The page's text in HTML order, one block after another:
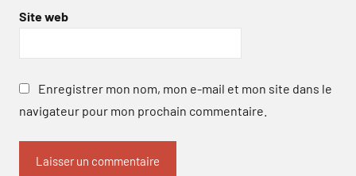
Site web
Enregistrer mon nom, mon e-mail et mon site dans le
navigateur pour mon prochain commentaire.